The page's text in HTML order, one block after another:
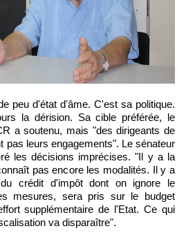
la dérision. Sa cible préférée, le
a soutenu, mais "des dirigeants de
pas leurs engagements". Le sénateur
les décisions imprécises. "Il y a la
pas encore les modalités. Il y a
du crédit d'impôt dont on ignore le
mesures, sera pris sur le budget
supplémentaire de l'Etat. Ce qui
va disparaître".